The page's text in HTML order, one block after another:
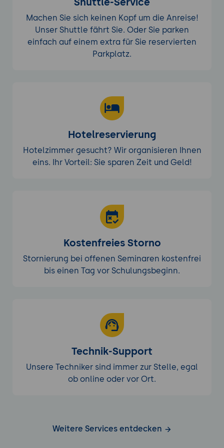
Machen Sie sich keinen Kopf um die Anreise!
Unser Shuttle fährt Sie. Oder Sie parken
einfach auf einem extra für Sie reservierten
Parkplatz.
Hotelreservierung
Hotelzimmer gesucht? Wir organisieren Ihnen
eins. Ihr Vorteil: Sie sparen Zeit und Geld!
Kostenfreies Storno
Stornierung bei offenen Seminaren kostenfrei
bis einen Tag vor Schulungsbeginn.
Technik-Support
Unsere Techniker sind immer zur Stelle, egal
ob online oder vor Ort.
Weitere Services entdecken